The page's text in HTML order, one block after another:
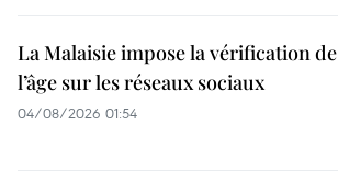
La Malaisie impose la vérification de
l’âge sur les réseaux sociaux
04/08/2026 01:54